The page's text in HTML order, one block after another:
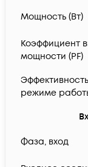
Мощность (Вт)
Коэффициент
мощности (PF)
режиме
Фаза, вход